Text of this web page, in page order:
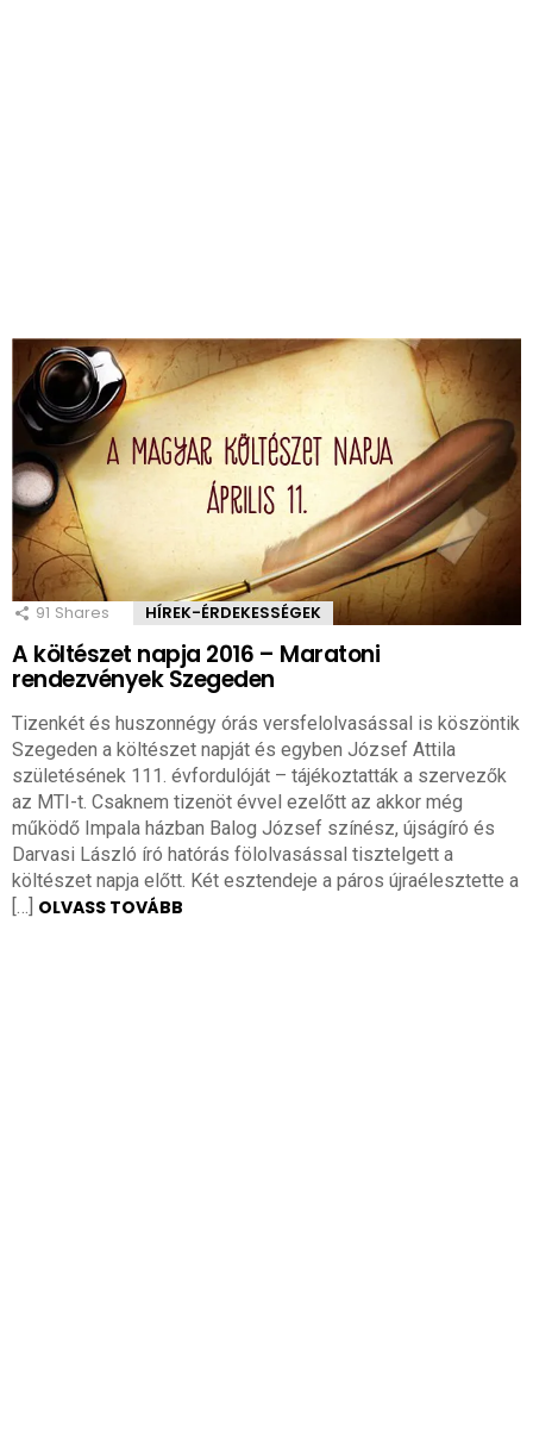
91 Shares HÍREK-ÉRDEKESSÉGEK
A költészet napja 2016 – Maratoni
rendezvények Szegeden
Tizenkét és huszonnégy órás versfelolvasással is köszöntik
Szegeden a költészet napját és egyben József Attila
születésének 111. évfordulóját – tájékoztatták a szervezők
az MTI-t. Csaknem tizenöt évvel ezelőtt az akkor még
működő Impala házban Balog József színész, újságíró és
Darvasi László író hatórás fölolvasással tisztelgett a
költészet napja előtt. Két esztendeje a páros újraélesztette a
[…] OLVASS TOVÁBB